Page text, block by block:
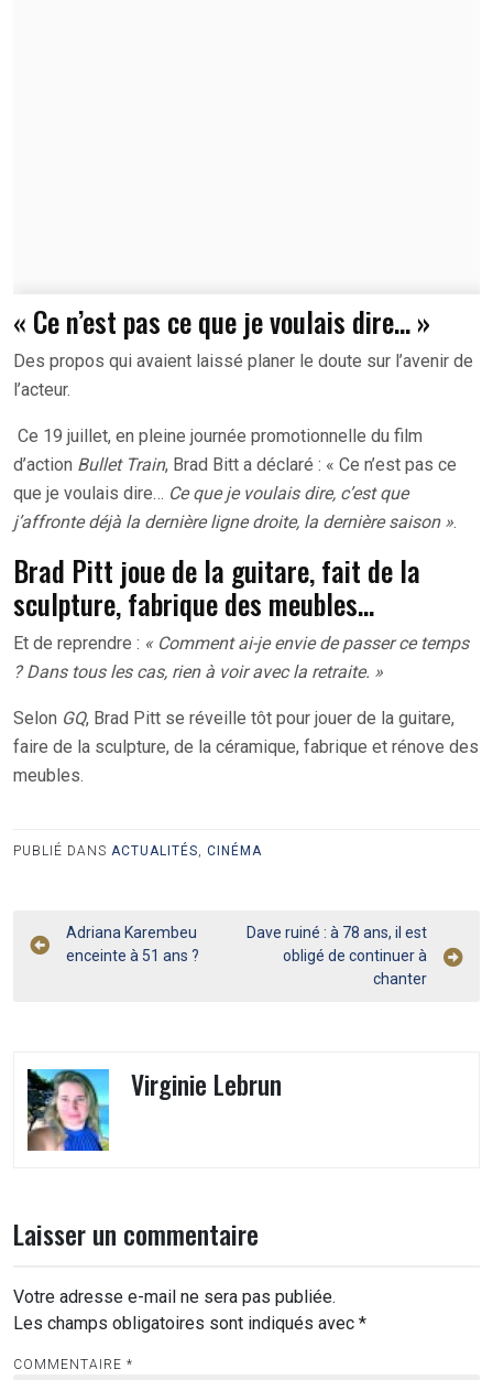
« Ce n’est pas ce que je voulais dire… »
Des propos qui avaient laissé planer le doute sur l’avenir de
l’acteur.
Ce 19 juillet, en pleine journée promotionnelle du film
d’action Bullet Train, Brad Bitt a déclaré : « Ce n’est pas ce
que je voulais dire… Ce que je voulais dire, c’est que
j’affronte déjà la dernière ligne droite, la dernière saison ».
Brad Pitt joue de la guitare, fait de la
sculpture, fabrique des meubles…
Et de reprendre : « Comment ai-je envie de passer ce temps
? Dans tous les cas, rien à voir avec la retraite. »
Selon GQ, Brad Pitt se réveille tôt pour jouer de la guitare,
faire de la sculpture, de la céramique, fabrique et rénove des
meubles.
PUBLIÉ DANS ACTUALITÉS, CINÉMA
Navigation
Adriana Karembeu
enceinte à 51 ans ?
Dave ruiné : à 78 ans, il est
obligé de continuer à
chanter
Virginie Lebrun
Laisser un commentaire
Votre adresse e-mail ne sera pas publiée.
Les champs obligatoires sont indiqués avec *
COMMENTAIRE *